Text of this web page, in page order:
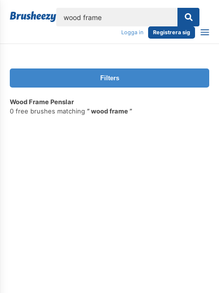
Logga in Registrera sig
Filters
Wood Frame Penslar
0 free brushes matching
wood frame